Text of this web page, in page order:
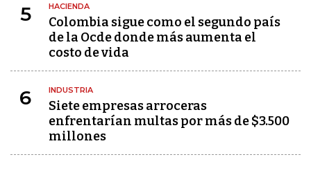
5 HACIENDA
Colombia sigue como el segundo país
de la Ocde donde más aumenta el
costo de vida
6 INDUSTRIA
Siete empresas arroceras
enfrentarían multas por más de $3.500
millones